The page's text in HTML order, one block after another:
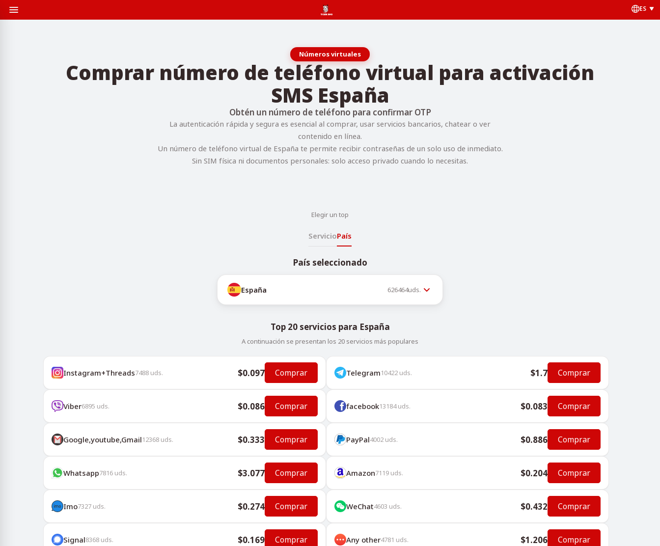
ES
Números virtuales
Comprar número de teléfono virtual para activación
SMS España
Obtén un número de teléfono para confirmar OTP
La autenticación rápida y segura es esencial al comprar, usar servicios bancarios, chatear o ver
contenido en línea.
Un número de teléfono virtual de España te permite recibir contraseñas de un solo uso de inmediato.
Sin SIM física ni documentos personales: solo acceso privado cuando lo necesitas.
Elegir un top
ServicioPaís
País seleccionado
España 626464uds.
Top 20 servicios para España
A continuación se presentan los 20 servicios más populares
Instagram+Threads7488 uds. $0.097 Comprar Telegram10422 uds. $1.7 Comprar
Viber6895 uds. $0.086 Comprar facebook13184uds. $0.083 Comprar
Google,youtube,Gmail12368 uds. $0.333 Comprar PayPal4002 uds. $0.886 Comprar
Whatsapp7816 uds. $3.077 Comprar Amazon7119 uds. $0.204 Comprar
Imo7327 uds. $0.274 Comprar WeChat4603 uds. $0.432 Comprar
Signal8368 uds. $0.169 Comprar Any other4781 uds. $1.206 Comprar